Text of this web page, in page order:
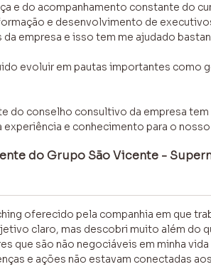
e do acompanhamento constante do
e desenvolvimento de
empresa e isso tem me ajudado
evoluir em pautas importantes como
do conselho consultivo da empresa
e conhecimento para o
do Grupo São Vicente -
oferecido pela companhia em que
claro, mas descobri muito além do
que são não negociáveis em minha
e ações não estavam conectadas